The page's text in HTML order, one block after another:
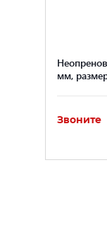
мм,
Звоните